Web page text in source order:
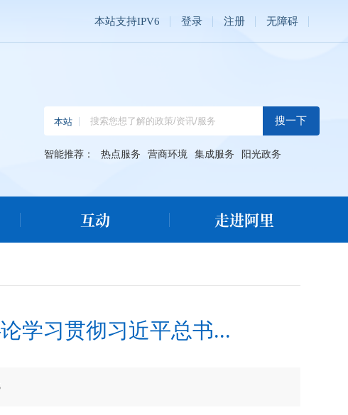
本站支持IPV6 登录 注册 无障碍
智能推荐： 热点服务 营商环境 集成服务 阳光政务
互动 走进阿里
学习贯彻习近平总书...